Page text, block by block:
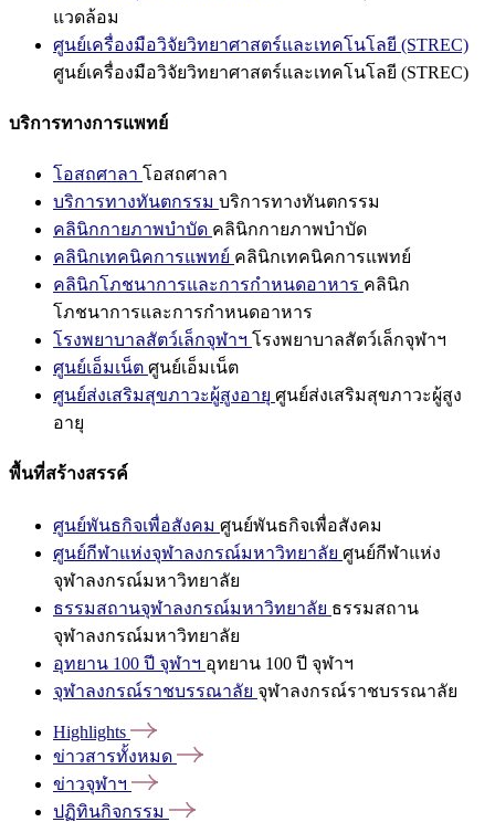
แวดล้อม
ศูนย์เครื่องมือวิจัยวิทยาศาสตร์และเทคโนโลยี (STREC)
ศูนย์เครื่องมือวิจัยวิทยาศาสตร์และเทคโนโลยี (STREC)
บริการทางการแพทย์
โอสถศาลา โอสถศาลา
บริการทางทันตกรรม บริการทางทันตกรรม
คลินิกกายภาพบำบัด คลินิกกายภาพบำบัด
คลินิกเทคนิคการแพทย์ คลินิกเทคนิคการแพทย์
คลินิกโภชนาการและการกำหนดอาหาร คลินิก
โภชนาการและการกำหนดอาหาร
โรงพยาบาลสัตว์เล็กจุฬาฯ โรงพยาบาลสัตว์เล็กจุฬาฯ
ศูนย์เอ็มเน็ต ศูนย์เอ็มเน็ต
ศูนย์ส่งเสริมสุขภาวะผู้สูงอายุ ศูนย์ส่งเสริมสุขภาวะผู้สูง
อายุ
พื้นที่สร้างสรรค์
ศูนย์พันธกิจเพื่อสังคม ศูนย์พันธกิจเพื่อสังคม
ศูนย์กีฬาแห่งจุฬาลงกรณ์มหาวิทยาลัย ศูนย์กีฬาแห่ง
จุฬาลงกรณ์มหาวิทยาลัย
ธรรมสถานจุฬาลงกรณ์มหาวิทยาลัย ธรรมสถาน
จุฬาลงกรณ์มหาวิทยาลัย
อุทยาน 100 ปี จุฬาฯ อุทยาน 100 ปี จุฬาฯ
จุฬาลงกรณ์ราชบรรณาลัย จุฬาลงกรณ์ราชบรรณาลัย
Highlights
ข่าวสารทั้งหมด
ข่าวจุฬาฯ
ปฏิทินกิจกรรม